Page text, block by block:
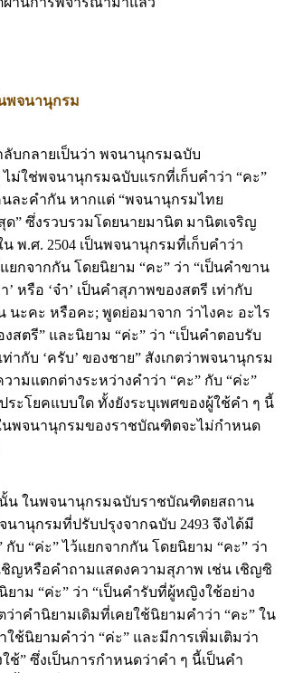
พจนานุกรม
บกลายเป็นว่า พจนานุกรมฉบับ
ม่ใช่พจนานุกรมฉบับแรกที่เก็บคำว่า “คะ”
นละคำกัน หากแต่ “พจนานุกรมไทย
” ซึ่งรวบรวมโดยนายมานิต มานิตเจริญ
พ.ศ. 2504 เป็นพจนานุกรมที่เก็บคำว่า
แยกจากกัน โดยนิยาม “คะ” ว่า “เป็นคำขาน
’ หรือ ‘จ๋า’ เป็นคำสุภาพของสตรี เท่ากับ
นะคะ หรือคะ; พูดย่อมาจาก ว่าไงคะ อะไร
สตรี” และนิยาม “ค่ะ” ว่า “เป็นคำตอบรับ
ากับ ‘ครับ’ ของชาย” สังเกตว่าพจนานุกรม
ามแตกต่างระหว่างคำว่า “คะ” กับ “ค่ะ”
ระโยคแบบใด ทั้งยังระบุเพศของผู้ใช้คำ ๆ นี้
ในพจนานุกรมของราชบัณฑิตจะไม่กำหนด
น ในพจนานุกรมฉบับราชบัณฑิตยสถาน
นานุกรมที่ปรับปรุงจากฉบับ 2493 จึงได้มี
กับ “ค่ะ” ไว้แยกจากกัน โดยนิยาม “คะ” ว่า
ชิญหรือคำถามแสดงความสุภาพ เช่น เชิญซิ
ยาม “ค่ะ” ว่า “เป็นคำรับที่ผู้หญิงใช้อย่าง
ตว่าคำนิยามเดิมที่เคยใช้นิยามคำว่า “คะ” ใน
ใช้นิยามคำว่า “ค่ะ” และมีการเพิ่มเติมว่า
ช้” ซึ่งเป็นการกำหนดว่าคำ ๆ นี้เป็นคำ